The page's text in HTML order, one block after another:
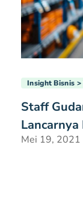
Insight Bisnis
Staff
Lancarnya
Mei 19, 2021